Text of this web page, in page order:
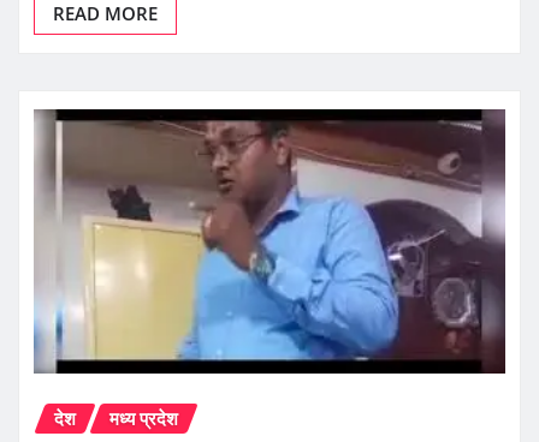
READ MORE
देश मध्य प्रदेश